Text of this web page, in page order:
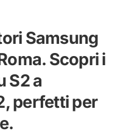
Samsung
Scopri i
S2 a
perfetti per